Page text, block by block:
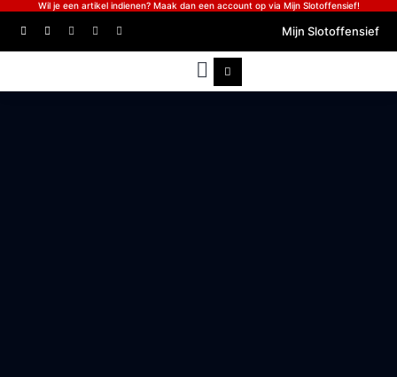
Wil je een artikel indienen? Maak dan een account op via Mijn Slotoffensief!
Mijn Slotoffensief